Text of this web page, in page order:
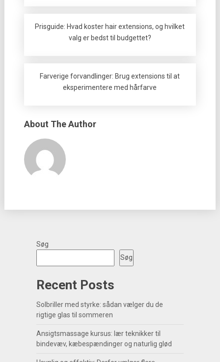
Prisguide: Hvad koster hair extensions, og hvilket
valg er bedst til budgettet?
Farverige forvandlinger: Brug extensions til at
eksperimentere med hårfarve
About The Author
Søg
Søg
Recent Posts
Solbriller med styrke: sådan vælger du de
rigtige glas til sommeren
Ansigtsmassage kursus: lær teknikker til
bindevæv, kæbespændinger og naturlig glød